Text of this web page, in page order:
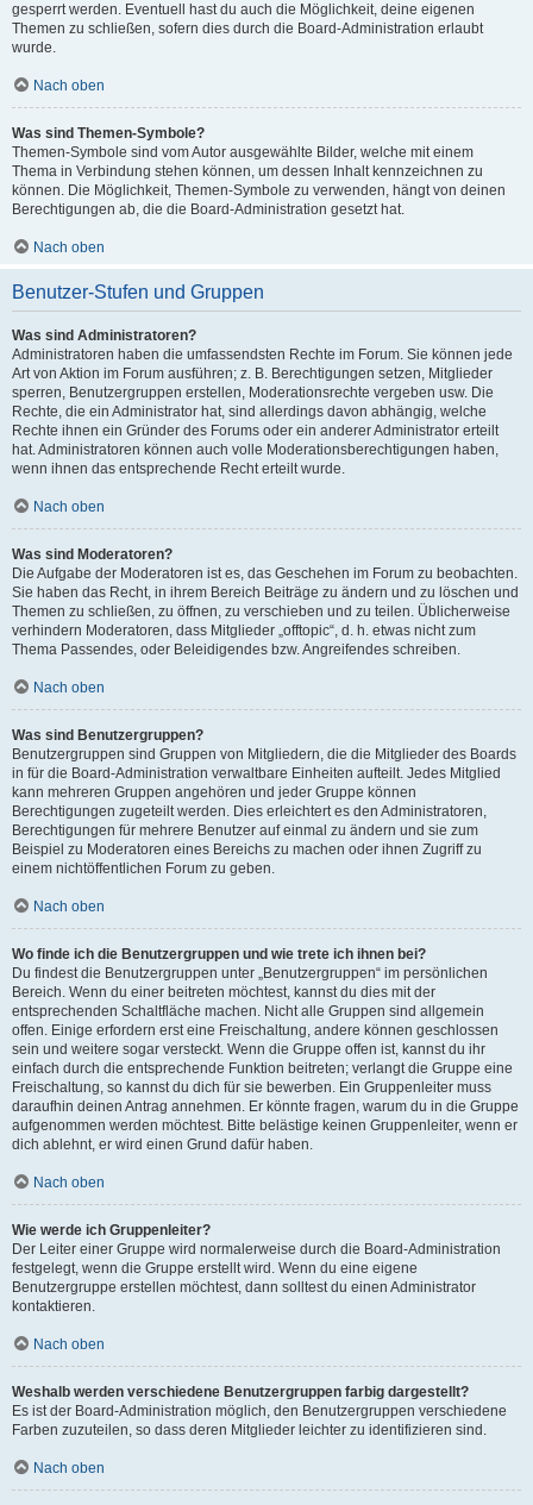
gesperrt werden. Eventuell hast du auch die Möglichkeit, deine eigenen
Themen zu schließen, sofern dies durch die Board-Administration erlaubt
wurde.
Nach oben
Was sind Themen-Symbole?
Themen-Symbole sind vom Autor ausgewählte Bilder, welche mit einem
Thema in Verbindung stehen können, um dessen Inhalt kennzeichnen zu
können. Die Möglichkeit, Themen-Symbole zu verwenden, hängt von deinen
Berechtigungen ab, die die Board-Administration gesetzt hat.
Nach oben
Benutzer-Stufen und Gruppen
Was sind Administratoren?
Administratoren haben die umfassendsten Rechte im Forum. Sie können jede
Art von Aktion im Forum ausführen; z. B. Berechtigungen setzen, Mitglieder
sperren, Benutzergruppen erstellen, Moderationsrechte vergeben usw. Die
Rechte, die ein Administrator hat, sind allerdings davon abhängig, welche
Rechte ihnen ein Gründer des Forums oder ein anderer Administrator erteilt
hat. Administratoren können auch volle Moderationsberechtigungen haben,
wenn ihnen das entsprechende Recht erteilt wurde.
Nach oben
Was sind Moderatoren?
Die Aufgabe der Moderatoren ist es, das Geschehen im Forum zu beobachten.
Sie haben das Recht, in ihrem Bereich Beiträge zu ändern und zu löschen und
Themen zu schließen, zu öffnen, zu verschieben und zu teilen. Üblicherweise
verhindern Moderatoren, dass Mitglieder „offtopic“, d. h. etwas nicht zum
Thema Passendes, oder Beleidigendes bzw. Angreifendes schreiben.
Nach oben
Was sind Benutzergruppen?
Benutzergruppen sind Gruppen von Mitgliedern, die die Mitglieder des Boards
in für die Board-Administration verwaltbare Einheiten aufteilt. Jedes Mitglied
kann mehreren Gruppen angehören und jeder Gruppe können
Berechtigungen zugeteilt werden. Dies erleichtert es den Administratoren,
Berechtigungen für mehrere Benutzer auf einmal zu ändern und sie zum
Beispiel zu Moderatoren eines Bereichs zu machen oder ihnen Zugriff zu
einem nichtöffentlichen Forum zu geben.
Nach oben
Wo finde ich die Benutzergruppen und wie trete ich ihnen bei?
Du findest die Benutzergruppen unter „Benutzergruppen“ im persönlichen
Bereich. Wenn du einer beitreten möchtest, kannst du dies mit der
entsprechenden Schaltfläche machen. Nicht alle Gruppen sind allgemein
offen. Einige erfordern erst eine Freischaltung, andere können geschlossen
sein und weitere sogar versteckt. Wenn die Gruppe offen ist, kannst du ihr
einfach durch die entsprechende Funktion beitreten; verlangt die Gruppe eine
Freischaltung, so kannst du dich für sie bewerben. Ein Gruppenleiter muss
daraufhin deinen Antrag annehmen. Er könnte fragen, warum du in die Gruppe
aufgenommen werden möchtest. Bitte belästige keinen Gruppenleiter, wenn er
dich ablehnt, er wird einen Grund dafür haben.
Nach oben
Wie werde ich Gruppenleiter?
Der Leiter einer Gruppe wird normalerweise durch die Board-Administration
festgelegt, wenn die Gruppe erstellt wird. Wenn du eine eigene
Benutzergruppe erstellen möchtest, dann solltest du einen Administrator
kontaktieren.
Nach oben
Weshalb werden verschiedene Benutzergruppen farbig dargestellt?
Es ist der Board-Administration möglich, den Benutzergruppen verschiedene
Farben zuzuteilen, so dass deren Mitglieder leichter zu identifizieren sind.
Nach oben